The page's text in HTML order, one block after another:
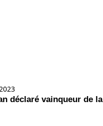
déclaré vainqueur de la